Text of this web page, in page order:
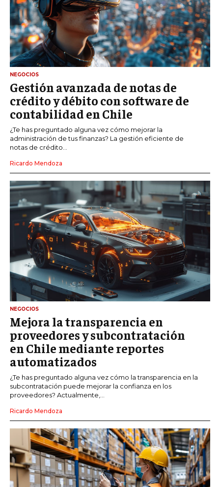
NEGOCIOS
Gestión avanzada de notas de
crédito y débito con software de
contabilidad en Chile
¿Te has preguntado alguna vez cómo mejorar la
administración de tus finanzas? La gestión eficiente de
notas de crédito...
Ricardo Mendoza
NEGOCIOS
Mejora la transparencia en
proveedores y subcontratación
en Chile mediante reportes
automatizados
¿Te has preguntado alguna vez cómo la transparencia en la
subcontratación puede mejorar la confianza en los
proveedores? Actualmente,...
Ricardo Mendoza